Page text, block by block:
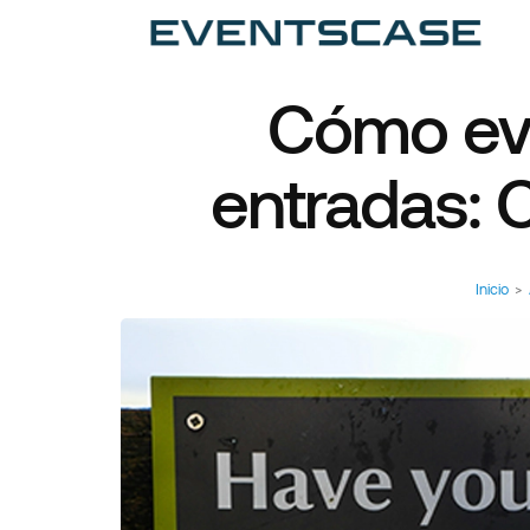
Cómo
entradas:
Inicio >